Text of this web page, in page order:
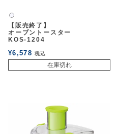
白2
【販売終了】
オーブントースター
KOS-1204
¥6,578 税込
在庫切れ